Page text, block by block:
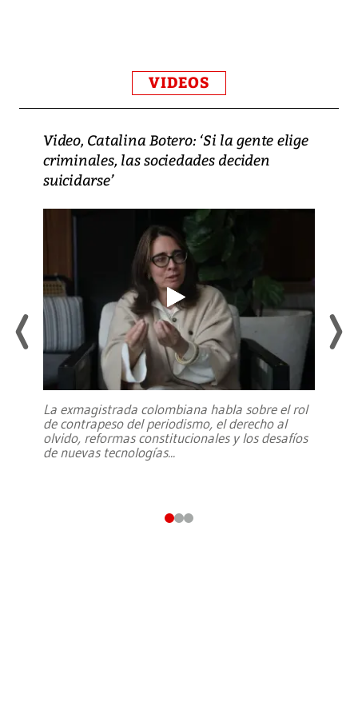
VIDEOS
Video, Catalina Botero: ‘Si la gente elige
criminales, las sociedades deciden
suicidarse’
La exmagistrada colombiana habla sobre el rol
de contrapeso del periodismo, el derecho al
olvido, reformas constitucionales y los desafíos
de nuevas tecnologías...